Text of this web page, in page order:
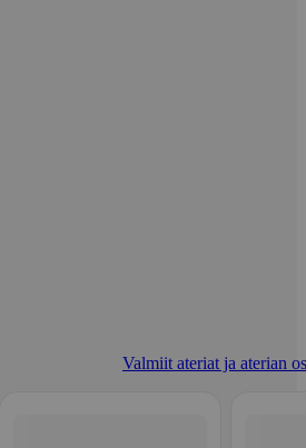
Valmiit ateriat ja aterian